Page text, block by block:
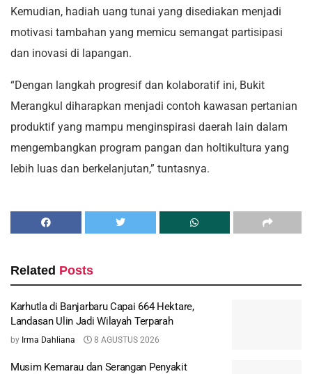
Kemudian, hadiah uang tunai yang disediakan menjadi
motivasi tambahan yang memicu semangat partisipasi
dan inovasi di lapangan.
“Dengan langkah progresif dan kolaboratif ini, Bukit
Merangkul diharapkan menjadi contoh kawasan pertanian
produktif yang mampu menginspirasi daerah lain dalam
mengembangkan program pangan dan holtikultura yang
lebih luas dan berkelanjutan,” tuntasnya.
Related Posts
Karhutla di Banjarbaru Capai 664 Hektare,
Landasan Ulin Jadi Wilayah Terparah
by Irma Dahliana 8 AGUSTUS 2026
Musim Kemarau dan Serangan Penyakit